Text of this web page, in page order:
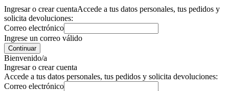
Ingresar o crear cuentaAccede a tus datos personales, tus pedidos y
solicita devoluciones:
Correo electrónico
Ingrese un correo válido
Continuar
Bienvenido/a
Ingresar o crear cuenta
Accede a tus datos personales, tus pedidos y solicita devoluciones:
Correo electrónico